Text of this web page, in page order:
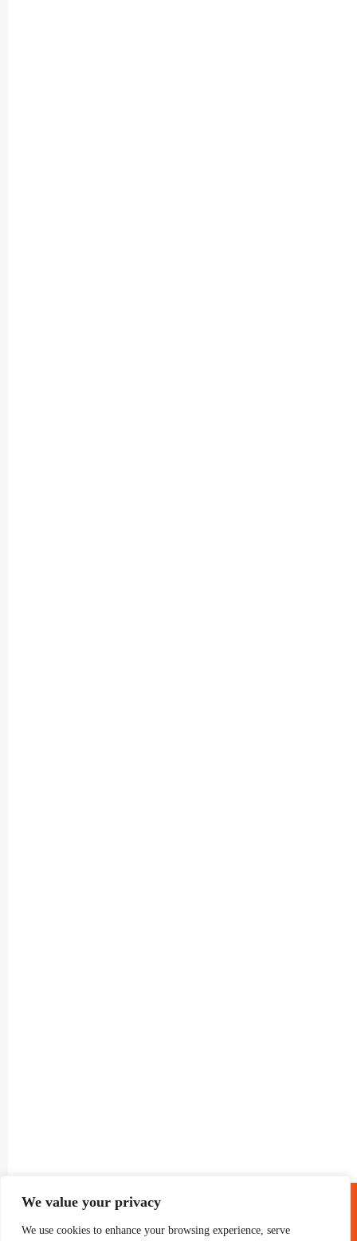
We value your privacy
We use cookies to enhance your browsing experience, serve
® GRUP TELEVISIO 2022.
TOTS ELS DRETS RESERVATS